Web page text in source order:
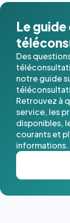
Le guide
Des
notre guide
Retrouvez à
service, les
disponibles,
courants et
informations.